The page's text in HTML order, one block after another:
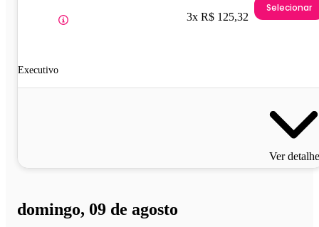
Executivo
3x R$ 125,32
Selecionar
Ver
domingo, 09 de agosto